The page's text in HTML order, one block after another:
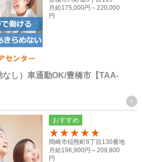
がある場合
合
は財産の保護のために必要がある場
同意を得ることが困難な場合
は児童の健全な育成の推進のために
って、ご本人様の同意を得ることが
地方公共団体又はその委託を受けた
遂行することに対して協力する必要
本人様の同意を得ることによって当
ぼすおそれがある場合
し）車通勤OK/豊橋市【TAA-
月給175,000円～ 220,000
円
おすすめ
100
岡崎市稲熊町8丁目130番地
月給196,900円～ 209,800
円